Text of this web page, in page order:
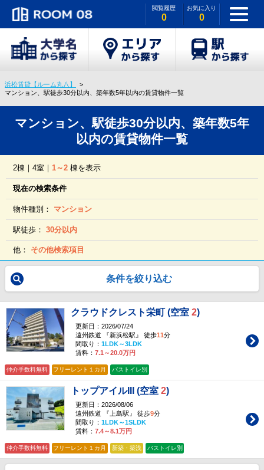
閲覧履歴
0
お気に入り
0
浜松賃貸【ルーム丸八】
マンション、駅徒歩30分以内、築年数5年以内の賃貸物件一覧
マンション、駅徒歩30分以内、築年数5年
以内の賃貸物件一覧
2棟｜4室｜ 1～2 棟を表示
現在の検索条件
物件種別： マンション
駅徒歩：30分以内
他： その他検索項目
条件を絞り込む
クラウドクレスト栄町 (空室 2)
更新日：2026/07/24
遠州鉄道 『新浜松駅』 徒歩11分
間取り： 1LDK～3LDK
賃料： 7.1～20.0万円
仲介手数料無料 フリーレント１カ月 バストイレ別
トップアイルIII (空室 2)
更新日：2026/08/06
遠州鉄道 『上島駅』 徒歩9分
間取り： 1LDK～1SLDK
賃料： 7.4～8.1万円
仲介手数料無料 フリーレント１カ月 新築・築浅 バストイレ別